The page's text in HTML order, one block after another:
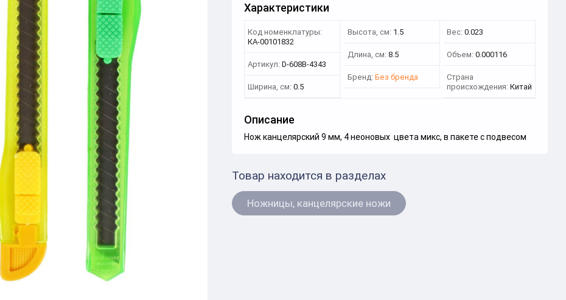
Характеристики
Код номенклатуры:
КА-00101832
Артикул: D-608B-4343
Ширина, см: 0.5
Высота, см: 1.5
Длина, см: 8.5
Бренд: Без бренда
Вес: 0.023
Объем: 0.000116
Страна
происхождения: Китай
Описание
Нож канцелярский 9 мм, 4 неоновых цвета микс, в пакете с подвесом
Товар находится в разделах
Ножницы, канцелярские ножи